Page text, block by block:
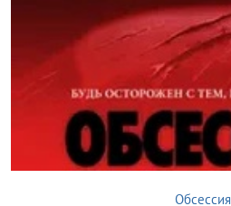
Обсессия